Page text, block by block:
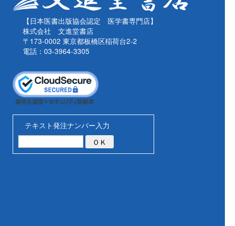
【日本医書出版協会認定 医学書専門店】
株式会社 文進堂書店
〒173-0002 東京都板橋区稲荷台2-2
電話：03-3964-3305
テキスト発注ナンバー入力